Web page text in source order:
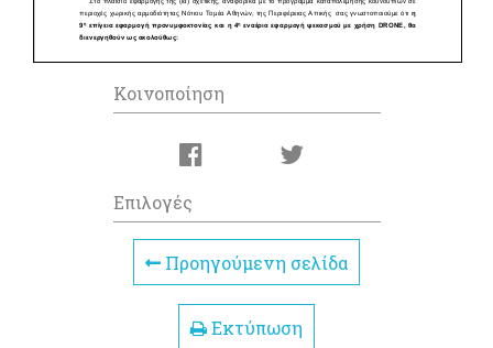
Κοινοποίηση
Επιλογές
Προηγούμενη σελίδα
Εκτύπωση